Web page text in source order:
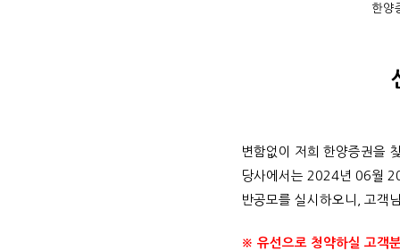
한양
변함없이 저희 한양증권을
당사에서는 2024년 06월
반공모를 실시하오니, 고객
※ 유선으로 청약하실 고객